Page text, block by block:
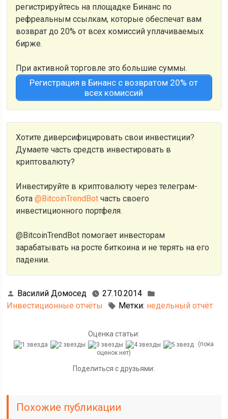
регистрируйтесь на площадке Бинанс по
рефреальным ссылкам, которые обеспечат вам
возврат до 20% от всех комиссий уплачиваемых
бирже.
При активной торговле это большие суммы.
Регистрация в Бинанс с возвратом 20% от
всех комиссий
Хотите диверсифицировать свои инвестиции?
Думаете часть средств инвестировать в
криптовалюту?
Инвестируйте в криптовалюту через телеграм-
бота@BitcoinTrendBot часть своего
инвестиционного портфеля.
@BitcoinTrendBot помогает инвесторам
зарабатывать на росте биткоина и не терять на его
падении.
Василий Домосед
27.10.2014
Инвестиционные отчёты
Метки: недельный отчёт
Оценка статьи:
(пока
оценок нет)
Поделиться с друзьями:
Похожие публикации